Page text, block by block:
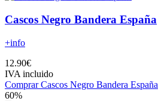
Cascos Negro Bandera España
+info
12.90€
IVA incluido
Comprar Cascos Negro Bandera España
60%